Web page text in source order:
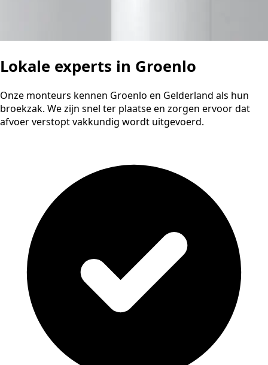
Lokale experts in Groenlo
Onze monteurs kennen Groenlo en Gelderland als hun
broekzak. We zijn snel ter plaatse en zorgen ervoor dat
afvoer verstopt vakkundig wordt uitgevoerd.